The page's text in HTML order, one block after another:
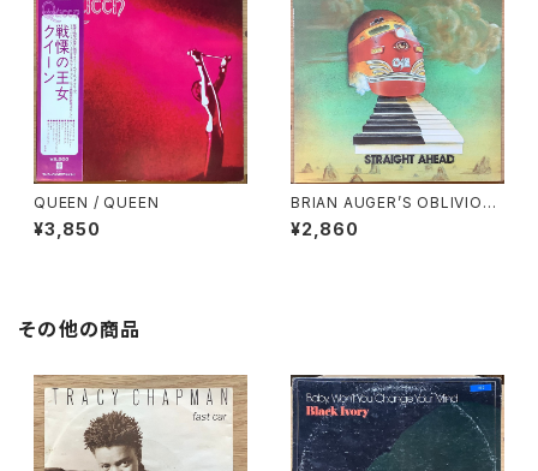
QUEEN / QUEEN
¥3,850
BRIAN AUGER’S OBLIVION
EXPRESS / STRAIGHT AHE
AD
¥2,860
その他の商品